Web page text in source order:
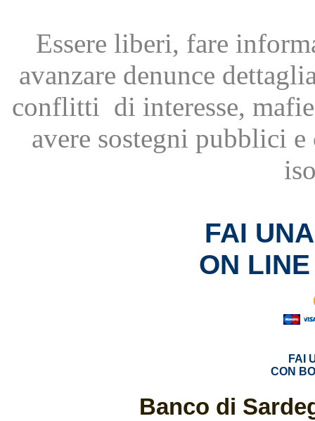
Essere liberi, fare
avanzare denunce
conflitti di interesse,
avere sostegni pubblici
FAI
ON
FAI
CON
Banco di